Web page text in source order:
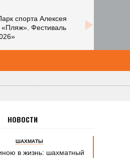
спорта Алексея
Фестиваль
НОВОСТИ
ШАХМАТЫ
в жизнь: шахматный